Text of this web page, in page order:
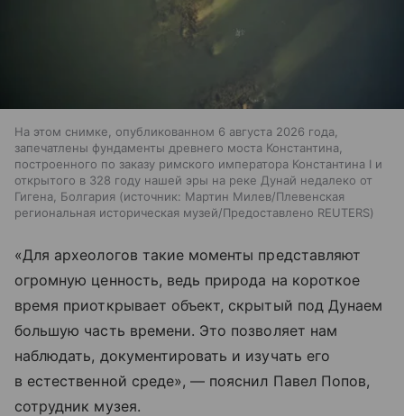
На этом снимке, опубликованном 6 августа 2026 года,
запечатлены фундаменты древнего моста Константина,
построенного по заказу римского императора Константина I и
открытого в 328 году нашей эры на реке Дунай недалеко от
Гигена, Болгария
источник: Мартин Милев/Плевенская
региональная историческая музей/Предоставлено REUTERS
«Для археологов такие моменты представляют
огромную ценность, ведь природа на короткое
время приоткрывает объект, скрытый под Дунаем
большую часть времени. Это позволяет нам
наблюдать, документировать и изучать его
в естественной среде», — пояснил Павел Попов,
сотрудник музея.